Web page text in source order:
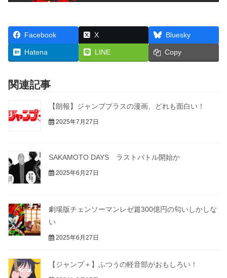
Facebook X Bluesky
Hatena LINE Copy
関連記事
【朗報】ジャンププラスの漫画、どれも面白い！
2025年7月27日
SAKAMOTO DAYS ラストバトル開始か
2025年6月27日
劇場版チェンソーマンレゼ篇300億円の匂いしかしな
い
2025年6月27日
【ジャンプ＋】ふつうの軽音部がおもしろい！